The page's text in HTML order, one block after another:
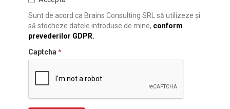
Sunt de acord ca Brains Consulting SRL să utilizeze și
să stocheze datele introduse de mine, conform
prevederilor GDPR.
Captcha *